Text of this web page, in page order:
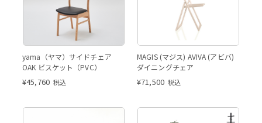
yama（ヤマ）サイドチェア
OAK ビスケット（PVC）
¥45,760 税込
MAGIS (マジス) AVIVA (アビバ)
ダイニングチェア
¥71,500 税込